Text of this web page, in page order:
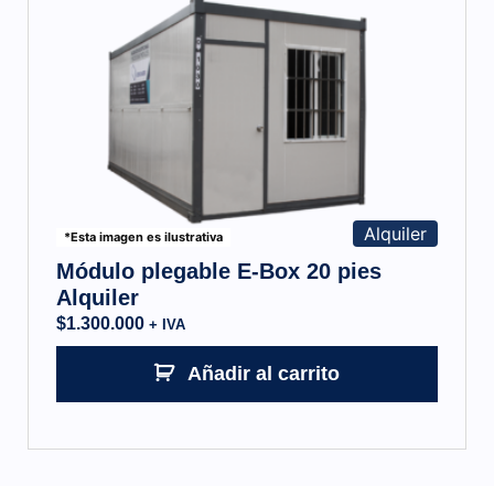
*Esta imagen es ilustrativa Alquiler
Módulo plegable E-Box 20 pies
Alquiler
$1.300.000 + IVA
Añadir al carrito